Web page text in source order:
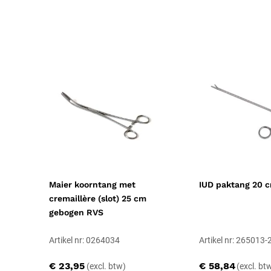
Geschiktheid Herbruikbaar, Steriliseerbaar,
Niet steriel
Medische instrumenten
Maier koorntang met
cremaillère (slot) 25 cm
gebogen RVS
Artikel nr: 0264034
€ 23,95
IUD paktang 20
Artikel nr: 265013-
€ 58,84